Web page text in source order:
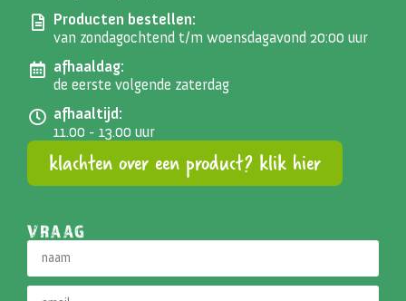
Producten bestellen:
van zondagochtend t/m woensdagavond 20:00 uur
afhaaldag:
de eerste volgende zaterdag
afhaaltijd:
11.00 - 13.00 uur
klachten over een product? klik hier
VRAAG